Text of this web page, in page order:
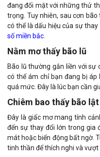
đang đối mặt với những thử
trọng. Tuy nhiên, sau cơn
có thể là dấu hiệu của sự
số miền bắc.
Nằm mơ thấy bão lũ
Bão lũ thường gắn liền với sự
có thể ám chỉ bạn đang bị
quá mức. Đây là lúc bạn cần
Chiêm bao thấy bão
Đây là giấc mơ mang tính
đến sự thay đổi lớn trong gia
mát hoặc biến động bất ngờ.
tinh thần để thích nghi và vượt